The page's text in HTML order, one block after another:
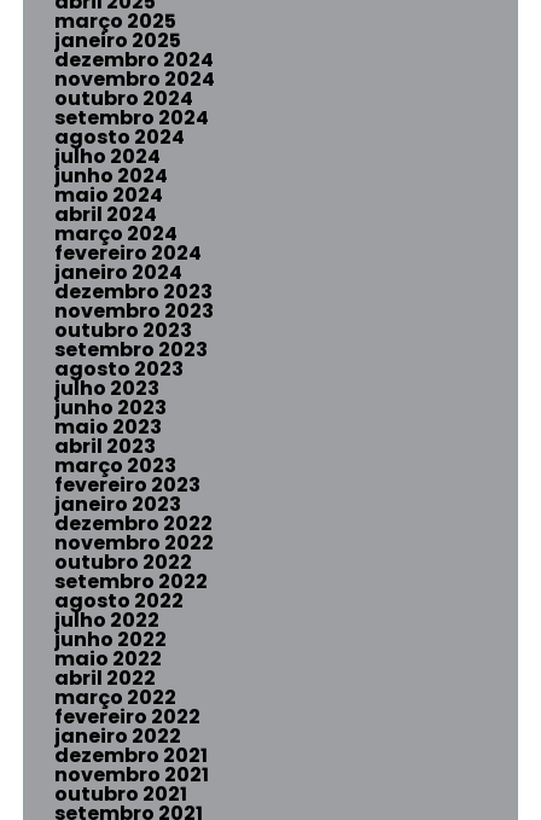
março 2025
janeiro 2025
dezembro 2024
novembro 2024
outubro 2024
setembro 2024
agosto 2024
julho 2024
junho 2024
maio 2024
abril 2024
março 2024
fevereiro 2024
janeiro 2024
dezembro 2023
novembro 2023
outubro 2023
setembro 2023
agosto 2023
julho 2023
junho 2023
maio 2023
abril 2023
março 2023
fevereiro 2023
janeiro 2023
dezembro 2022
novembro 2022
outubro 2022
setembro 2022
agosto 2022
julho 2022
junho 2022
maio 2022
abril 2022
março 2022
fevereiro 2022
janeiro 2022
dezembro 2021
novembro 2021
outubro 2021
setembro 2021